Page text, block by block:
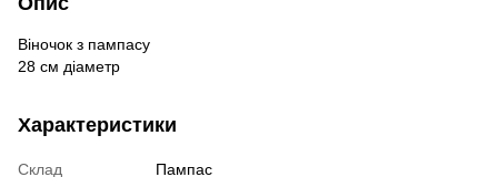
Віночок з пампасу
28 см діаметр
Характеристики
Склад
Пампас